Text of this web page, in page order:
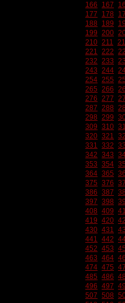
166
167
177
178
188
189
199 200
210 211
221 222
232 233
243 244
254 255
265 266
276 277
287 288
298 299
309 310
320 321
331 332
342 343
353 354
364 365
375 376
386 387
397 398
408 409
419 420
430 431
441 442
452 453
463 464
474 475
485 486
496 497
507 508